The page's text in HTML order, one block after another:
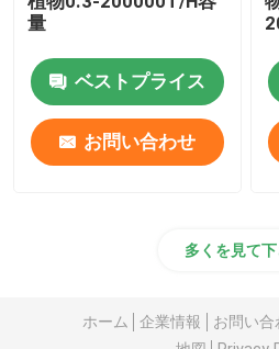
量
ベストプライス
お問い合わせ
多くを見て
ホーム 企業情報 お問い合